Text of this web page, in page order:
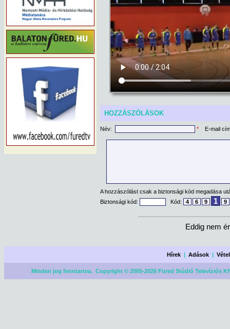
HOZZÁSZÓLÁSOK
Név: * E-mail
A hozzászólást csak a biztonsági kód megadása
Biztonsági kód:
Kód: 4 6 9 1 9
Eddig nem
Hírek |Adások |
Minden jog fenntartva. Copyright © 2005-2026 Füred Stúdió Televíziós